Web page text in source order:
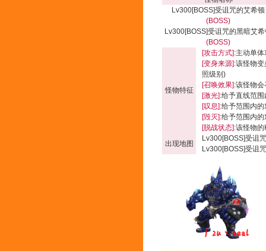
Lv300[BOSS]受诅咒的艾希顿
(BOSS)
Lv300[BOSS]受诅咒的黑暗艾
(BOSS)
怪物特征
[攻击方式]:主动单体
[变身来源]:该怪物变
照级别)
[召唤效果]:该怪物会
[激光]:给予直线范
[叹息]:给予范围内
[毁灭]:给予范围内
[脱战状态]:该怪物
出现地图
Lv300[BOSS]受诅
Lv300[BOSS]受诅